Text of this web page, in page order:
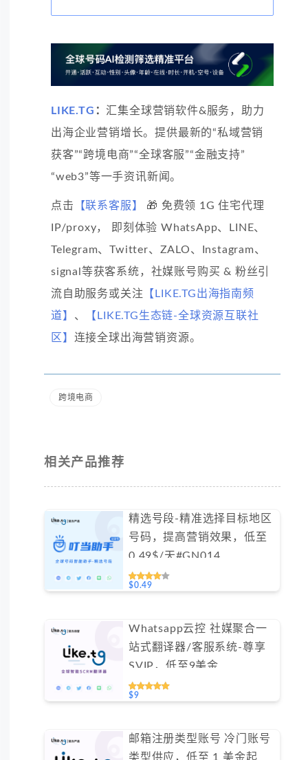
LIKE.TG ： 汇集全球营销软件&服务，助力
出海企业营销增长。提供最新的“私域营销
获客”“跨境电商”“全球客服”“金融支持”
“web3”等一手资讯新闻。
点击 【联系客服】
🎁 免费领 1G 住宅代理
IP/proxy， 即刻体验 WhatsApp、LINE、
Telegram、Twitter、ZALO、Instagram、
signal等获客系统，社媒账号购买 & 粉丝引
流自助服务或关注 【LIKE.TG出海指南频
道】 、
【LIKE.TG生态链-全球资源互联社
区】 连接全球出海营销资源。
跨境电商
相关产品推荐
精选号段-精准选择目标地区
号码，提高营销效果，低至
0.49$/天#GN014
$0.49
Whatsapp云控 社媒聚合一
站式翻译器/客服系统-尊享
SVIP，低至9美金
#FYOK002
$9
邮箱注册类型账号 冷门账号
类型供应，低至 1 美金起